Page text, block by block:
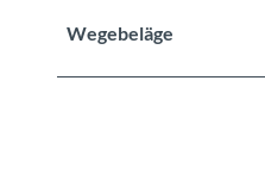
Wegebeläge